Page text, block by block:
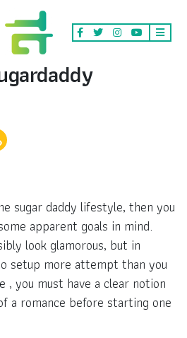
sugar daddy lifestyle, then you
apparent goals in mind.
look glamorous, but in
setup more attempt than you
, you must have a clear notion
a romance before starting one